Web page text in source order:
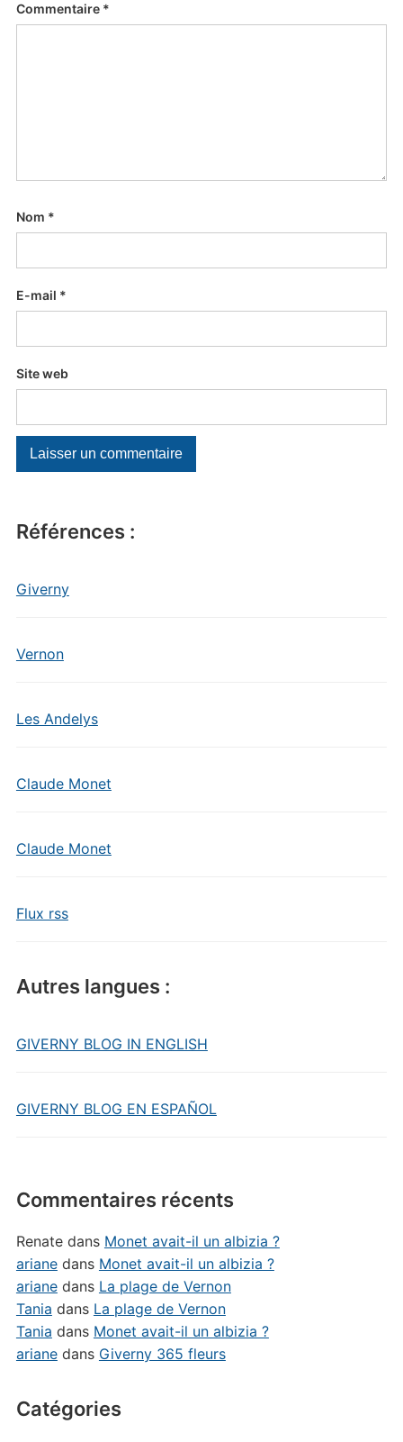
Références :
Giverny
Vernon
Les Andelys
Claude Monet
Claude Monet
Flux rss
Autres langues :
GIVERNY BLOG IN ENGLISH
GIVERNY BLOG EN ESPAÑOL
Commentaire *
Nom *
E-mail *
Site web
Commentaires récents
Renatedans Monet avait-il un albizia ?
arianedans Monet avait-il un albizia ?
arianedans La plage de Vernon
Tania dans La plage de Vernon
Tania dans Monet avait-il un albizia ?
arianedans Giverny 365 fleurs
Catégories